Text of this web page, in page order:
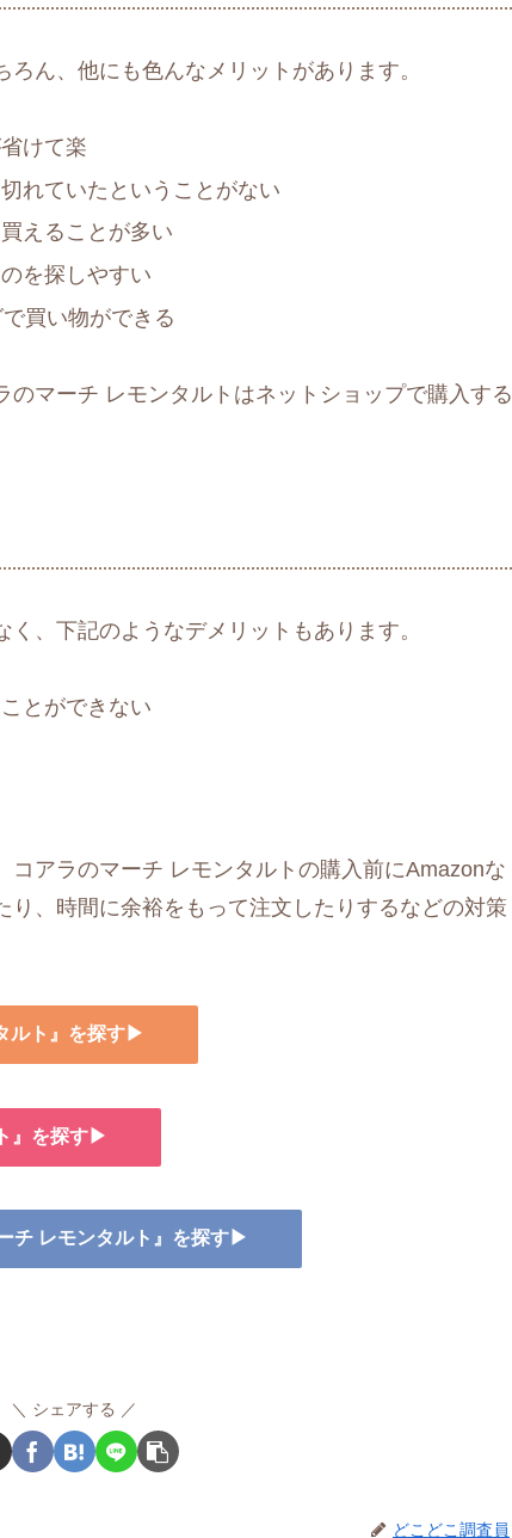
ん、他にも色んなメリットがあります。
けて楽
れていたということがない
えることが多い
を探しやすい
買い物ができる
のマーチ レモンタルトはネットショップで購入する
、下記のようなデメリットもあります。
とができない
コアラのマーチ レモンタルトの購入前にAmazonな
り、時間に余裕をもって注文したりするなどの対策
ルト』を探す▶
』を探す▶
チ レモンタルト』を探す▶
シェアする
どこどこ調査員